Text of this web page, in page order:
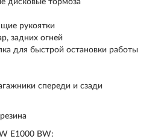
дисковые тормоза
рукоятки
задних огней
для быстрой остановки работы
спереди и сзади
E1000 BW: